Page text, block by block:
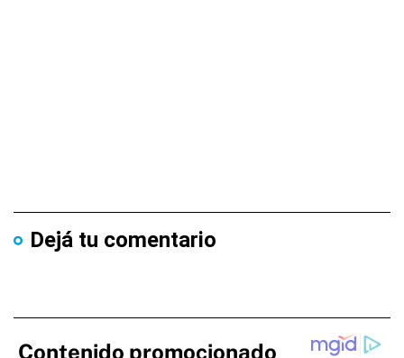
Dejá tu comentario